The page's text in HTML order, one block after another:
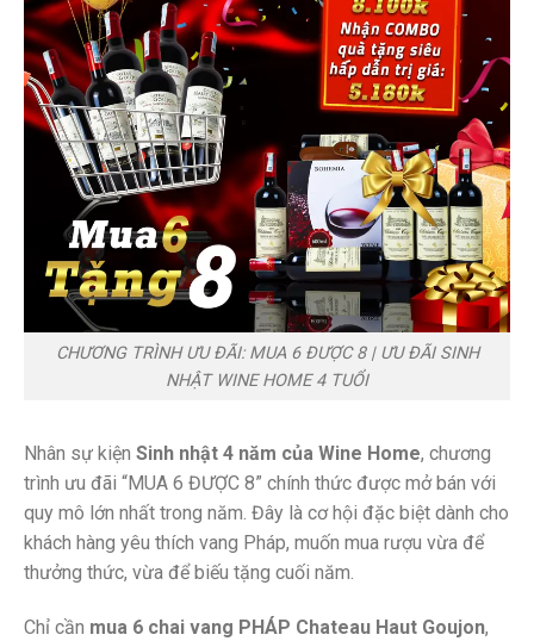
CHƯƠNG TRÌNH ƯU ĐÃI: MUA 6 ĐƯỢC 8 | ƯU ĐÃI SINH
NHẬT WINE HOME 4 TUỔI
Nhân sự kiện Sinh nhật 4 năm của Wine Home, chương
trình ưu đãi “MUA 6 ĐƯỢC 8” chính thức được mở bán với
quy mô lớn nhất trong năm. Đây là cơ hội đặc biệt dành cho
khách hàng yêu thích vang Pháp, muốn mua rượu vừa để
thưởng thức, vừa để biếu tặng cuối năm.
Chỉ cần mua 6 chai vang PHÁP Chateau Haut Goujon,